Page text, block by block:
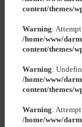
content/themes/
Warning:
/home/www/
content/themes/
Warning:
/home/www/
content/themes/
Warning:
/home/www/